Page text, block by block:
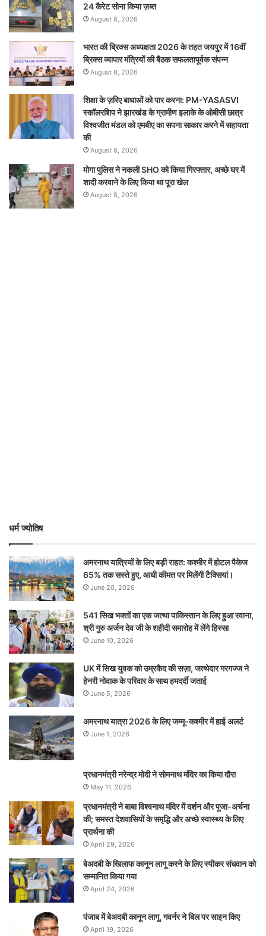
24 कैरेट सोना किया ज़ब्त
August 8, 2026
भारत की ब्रिक्‍स अध्यक्षता 2026 के तहत जयपुर में 16वीं
ब्रिक्‍स व्यापार मंत्रियों की बैठक सफलतापूर्वक संपन्न
August 8, 2026
शिक्षा के ज़रिए बाधाओं को पार करना: PM-YASASVI
स्कॉलरशिप ने झारखंड के ग्रामीण इलाके के ओबीसी छात्र
विश्वजीत मंडल को एमबीए का सपना साकार करने में सहायता
की
August 8, 2026
मोगा पुलिस ने नकली SHO को किया गिरफ्तार, अच्छे घर में
शादी करवाने के लिए किया था पूरा खेल
August 8, 2026
धर्म ज्योतिष
अमरनाथ यात्रियों के लिए बड़ी राहत: कश्मीर में होटल पैकेज
65% तक सस्ते हुए, आधी कीमत पर मिलेंगी टैक्सियां।
June 20, 2026
541 सिख भक्तों का एक जत्था पाकिस्तान के लिए हुआ रवाना,
श्री गुरु अर्जन देव जी के शहीदी समारोह में लेंगे हिस्सा
June 10, 2026
UK में सिख युवक को उम्रकैद की सज़ा, जत्थेदार गरगज्ज ने
हेनरी नोवाक के परिवार के साथ हमदर्दी जताई
June 5, 2026
अमरनाथ यात्रा 2026 के लिए जम्मू-कश्मीर में हाई अलर्ट
June 1, 2026
प्रधानमंत्री नरेन्‍द्र मोदी ने सोमनाथ मंदिर का किया दौरा
May 11, 2026
प्रधानमंत्री ने बाबा विश्वनाथ मंदिर में दर्शन और पूजा-अर्चना
की; समस्‍त देशवासियों के समृद्धि और अच्छे स्वास्थ्य के लिए
प्रार्थना की
April 29, 2026
बेअदबी के खिलाफ कानून लागू करने के लिए स्पीकर संधवान को
सम्मानित किया गया
April 24, 2026
पंजाब में बेअदबी कानून लागू, गवर्नर ने बिल पर साइन किए
April 19, 2026